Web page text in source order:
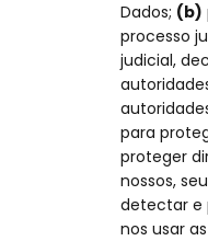
Dados; (b)
processo
judicial,
para
proteger
nossos,
detectar e
nos usar